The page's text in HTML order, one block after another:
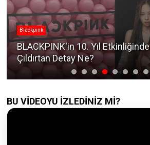
Blackpink
BLACKPINK'in 10. Yıl
Çıldırtan Detay Ne?
BU VİDEOYU İZLEDİNİZ Mİ?